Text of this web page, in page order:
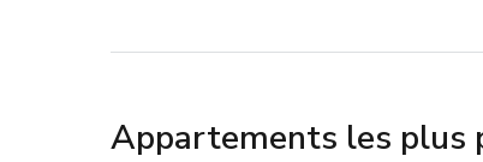
Appartements les plus